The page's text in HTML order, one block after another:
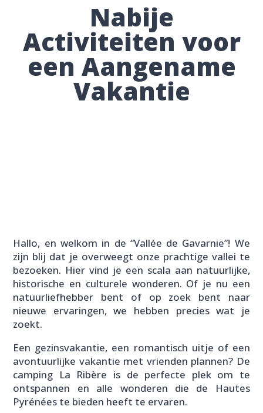
Nabije
Activiteiten voor
een Aangename
Vakantie
Hallo, en welkom in de “Vallée de Gavarnie”! We
zijn blij dat je overweegt onze prachtige vallei te
bezoeken. Hier vind je een scala aan natuurlijke,
historische en culturele wonderen. Of je nu een
natuurliefhebber bent of op zoek bent naar
nieuwe ervaringen, we hebben precies wat je
zoekt.
Een gezinsvakantie, een romantisch uitje of een
avontuurlijke vakantie met vrienden plannen? De
camping La Ribère is de perfecte plek om te
ontspannen en alle wonderen die de Hautes
Pyrénées te bieden heeft te ervaren.